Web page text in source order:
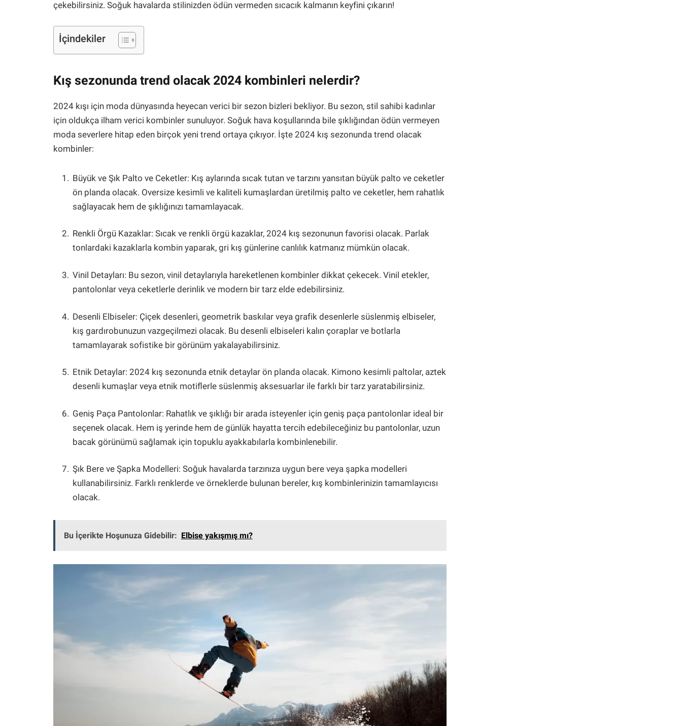
çekebilirsiniz. Soğuk havalarda stilinizden ödün vermeden sıcacık kalmanın keyfini çıkarın!
İçindekiler
Kış sezonunda trend olacak 2024 kombinleri nelerdir?
2024 kışı için moda dünyasında heyecan verici bir sezon bizleri bekliyor. Bu sezon, stil sahibi kadınlar
için oldukça ilham verici kombinler sunuluyor. Soğuk hava koşullarında bile şıklığından ödün vermeyen
moda severlere hitap eden birçok yeni trend ortaya çıkıyor. İşte 2024 kış sezonunda trend olacak
kombinler:
Büyük ve Şık Palto ve Ceketler: Kış aylarında sıcak tutan ve tarzını yansıtan büyük palto ve ceketler
ön planda olacak. Oversize kesimli ve kaliteli kumaşlardan üretilmiş palto ve ceketler, hem rahatlık
sağlayacak hem de şıklığınızı tamamlayacak.
Renkli Örgü Kazaklar: Sıcak ve renkli örgü kazaklar, 2024 kış sezonunun favorisi olacak. Parlak
tonlardaki kazaklarla kombin yaparak, gri kış günlerine canlılık katmanız mümkün olacak.
Vinil Detayları: Bu sezon, vinil detaylarıyla hareketlenen kombinler dikkat çekecek. Vinil etekler,
pantolonlar veya ceketlerle derinlik ve modern bir tarz elde edebilirsiniz.
Desenli Elbiseler: Çiçek desenleri, geometrik baskılar veya grafik desenlerle süslenmiş elbiseler,
kış gardırobunuzun vazgeçilmezi olacak. Bu desenli elbiseleri kalın çoraplar ve botlarla
tamamlayarak sofistike bir görünüm yakalayabilirsiniz.
Etnik Detaylar: 2024 kış sezonunda etnik detaylar ön planda olacak. Kimono kesimli paltolar, aztek
desenli kumaşlar veya etnik motiflerle süslenmiş aksesuarlar ile farklı bir tarz yaratabilirsiniz.
Geniş Paça Pantolonlar: Rahatlık ve şıklığı bir arada isteyenler için geniş paça pantolonlar ideal bir
seçenek olacak. Hem iş yerinde hem de günlük hayatta tercih edebileceğiniz bu pantolonlar, uzun
bacak görünümü sağlamak için topuklu ayakkabılarla kombinlenebilir.
Şık Bere ve Şapka Modelleri: Soğuk havalarda tarzınıza uygun bere veya şapka modelleri
kullanabilirsiniz. Farklı renklerde ve örneklerde bulunan bereler, kış kombinlerinizin tamamlayıcısı
olacak.
Bu İçerikte Hoşunuza Gidebilir: Elbise yakışmış mı?